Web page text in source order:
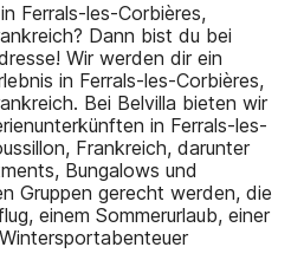
Ferrals-les-Corbières,
Dann bist du bei
Wir werden dir ein
in Ferrals-les-Corbières,
Bei Belvilla bieten wir
in Ferrals-les-
Frankreich, darunter
Bungalows und
Gruppen gerecht werden, die
einem Sommerurlaub, einer